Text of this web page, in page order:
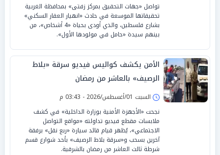
تواصل «جهات التحقيق بمركز زفتى» بمحافظة الغربية
تحقيقاتها الموسعة في حادث «انهيار العقار السكني»
بشارع فلسطين، والذي أودى بحياة «4 أشخاص»، من
بينهم سيدة «حامل في مولودها الأول».
الأمن يكشف كواليس فيديو سرقة «بلاط
الرصيف» بالعاشر من رمضان
السبت 01/أغسطس/2026 - 03:43 م
نجحت «الأجهزة الأمنية بوزارة الداخلية» في كشف
ملابسات مقطع فيديو تداولته «مواقع التواصل
الاجتماعي»، يُظهر قيام قائد سيارة «ربع نقل» برفقة
آخرين بسحب و«سرقة بلاط الرصيف» بأحد شوارع قسم
شرطة ثالث العاشر من رمضان بالشرقية.